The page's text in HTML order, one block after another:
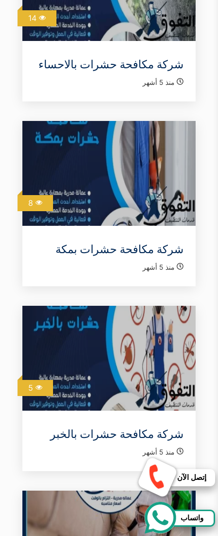
شركة مكافحة حشرات بالاحساء
منذ 5 أشهر
شركة مكافحة حشرات بمكة
منذ 5 أشهر
شركة مكافحة حشرات بالخبر
منذ 5 أشهر
إتصل الآن
واتساب